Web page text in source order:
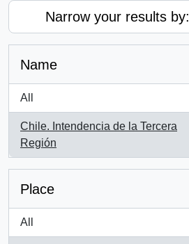
Narrow your results by:
Name
All
Chile. Intendencia de la Tercera
Región
, 1 results
Place
All